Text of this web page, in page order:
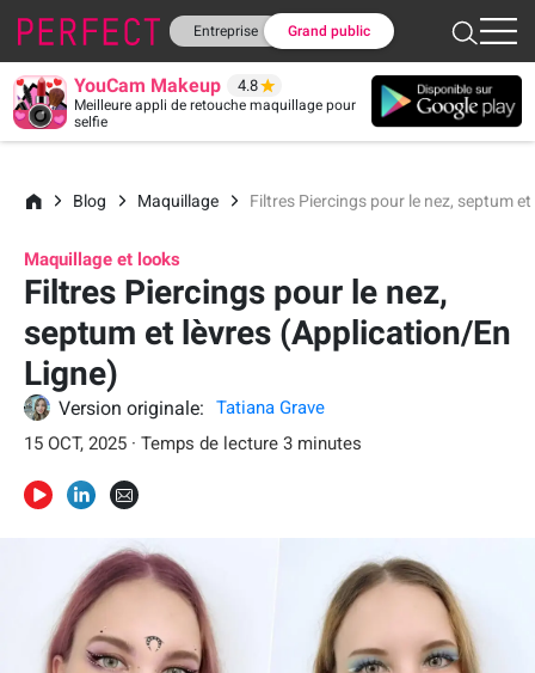
Entreprise Grand public
YouCam Makeup 4.8
Meilleure appli de retouche maquillage pour
selfie
Blog Maquillage Filtres Piercings pour le nez, septum
Maquillage et looks
Filtres Piercings pour le nez,
septum et lèvres (Application/En
Ligne)
Version originale:
Tatiana Grave
15 OCT, 2025 · Temps de lecture 3 minutes